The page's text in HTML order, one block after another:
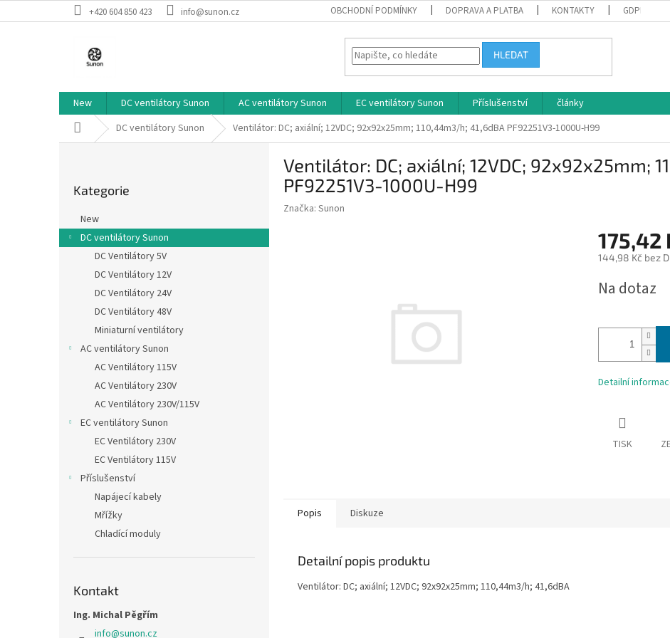
na
+420 604 850 423 info@sunon.cz OBCHODNÍ PODMÍNKY DOPRAVA A PLATBA KONTAKTY GDPR
HLEDAT
New DC ventilátory Sunon AC ventilátory Sunon EC ventilátory Sunon Příslušenství
články
Domů DC ventilátory Sunon Ventilátor: DC; axiální; 12VDC; 92x92x25mm; 110,44m3/h; 41,6dBA PF92251V3-1000U-H99
a
n
kategorie
Kategorie
New
DC ventilátory Sunon
DC Ventilátory 5V
DC Ventilátory 12V
DC Ventilátory 24V
DC Ventilátory 48V
Miniaturní ventilátory
AC ventilátory Sunon
AC Ventilátory 115V
AC Ventilátory 230V
AC Ventilátory 230V/115V
EC ventilátory Sunon
EC Ventilátory 230V
EC Ventilátory 115V
Příslušenství
Napájecí kabely
Mřížky
Chladící moduly
Kontakt
Ing. Michal Pěgřím
info@sunon.cz
Ventilátor: DC; axiální; 12VDC; 92x92x25mm;
PF92251V3-1000U-H99
Značka: Sunon
175,42
144,98 Kč bez
cena:
Na dotaz
Detailní
TISK
Popis Diskuze
Detailní popis produktu
Ventilátor: DC; axiální; 12VDC; 92x92x25mm; 110,44m3/h; 41,6dBA